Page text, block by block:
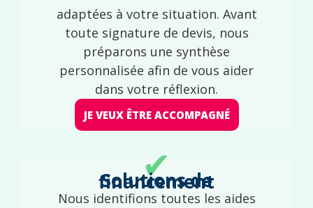
adaptées à votre situation. Avant
toute signature de devis, nous
préparons une synthèse
personnalisée afin de vous aider
dans votre réflexion.
JE VEUX ÊTRE ACCOMPAGNÉ
✔
Solutions de financement
Nous identifions toutes les aides